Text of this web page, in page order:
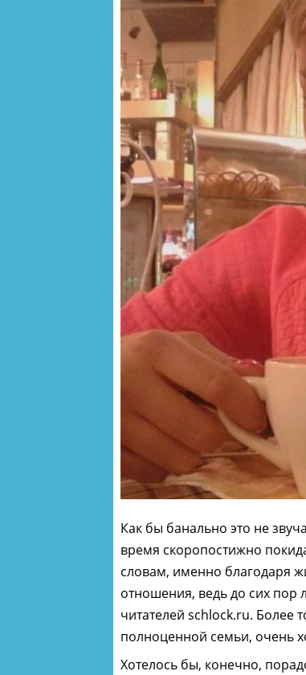
Как бы банально это не
время скоропостижно
словам, именно благодаря
отношения, ведь до сих пор
читателей schlock.ru. Более
полноценной семьи, очень
Хотелось бы, конечно,